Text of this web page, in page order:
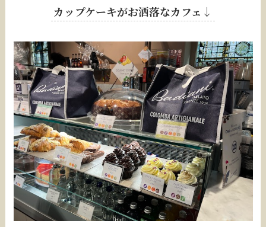
カップケーキがお洒落なカフェ↓